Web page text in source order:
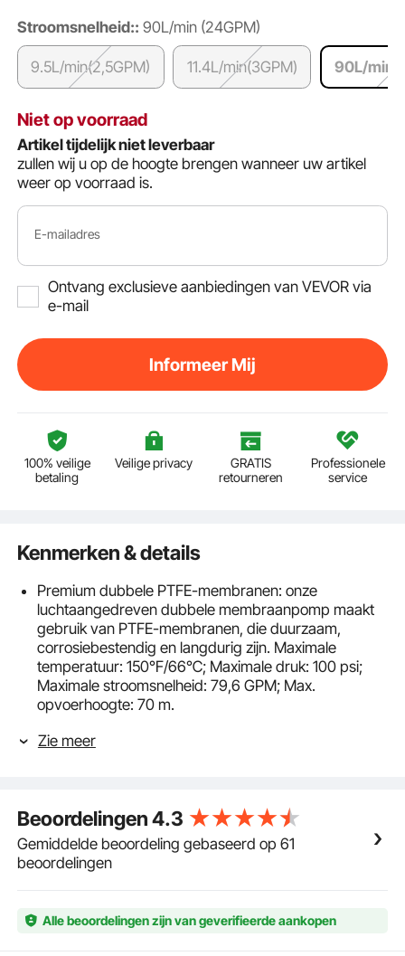
Stroomsnelheid:: 90L/min (24GPM)
9.5L/min(2,5GPM) 11.4L/min(3GPM) 90L/min
Niet op voorraad
Artikel tijdelijk niet leverbaar
zullen wij u op de hoogte brengen wanneer uw artikel
weer op voorraad is.
E-mailadres
Ontvang exclusieve aanbiedingen van VEVOR via
e-mail
Informeer Mij
100% veilige
betaling
Veilige privacy
GRATIS
retourneren
Professionele
service
Kenmerken & details
Premium dubbele PTFE-membranen: onze
luchtaangedreven dubbele membraanpomp maakt
gebruik van PTFE-membranen, die duurzaam,
corrosiebestendig en langdurig zijn. Maximale
temperatuur: 150℉/66℃; Maximale druk: 100 psi;
Maximale stroomsnelheid: 79,6 GPM; Max.
opvoerhoogte: 70 m.
membraanpomphuis is gemaakt van polypropyleen,
Inlaat-/uitlaatpoortgrootte: 1 inch; Afmeting
luchtinlaat: FNPT 1/2 inch. Een hoogwaardige
Glydring, de dubbelwerkende afdichting, verhoogt
de luchtprestaties.
dubbelmembraanpomp is voorzien van een extern
beschikbaar luchtdistributiesysteem. Het modulaire
Zie meer
Beoordelingen4.3
Gemiddelde beoordeling gebaseerd op 61
beoordelingen
Alle beoordelingen zijn van geverifieerde aankopen